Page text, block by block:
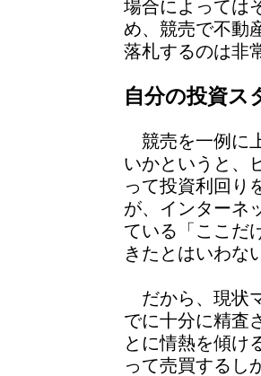
場合によっては
め、競売で不動
落札するのは非
自分の投資ス
競売を一例に
いかというと、
って投資利回り
が、インターネ
ている「ここだ
きたとはいわな
だから、現状
でに十分に精査
とに情熱を傾け
って売買するし